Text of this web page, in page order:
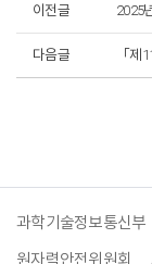
이전글
다음글
과학기술정보통신부
원자력안전위원회